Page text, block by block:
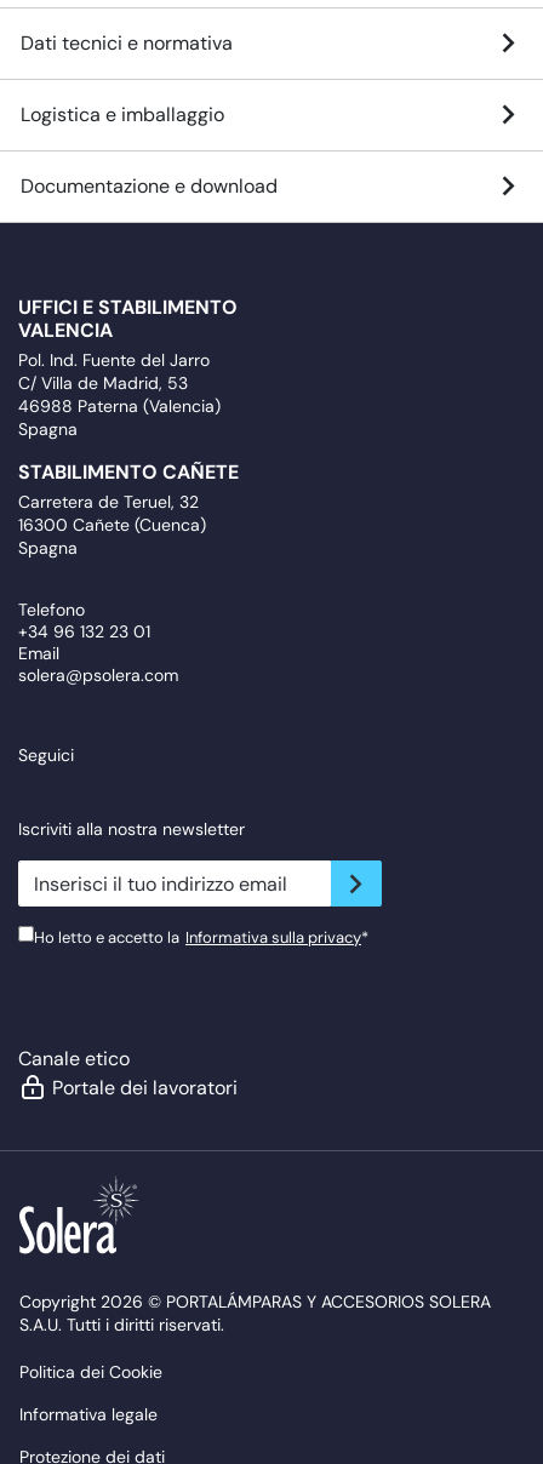
Dati tecnici e normativa
Logistica e imballaggio
Documentazione e download
UFFICI E STABILIMENTO
VALENCIA
Pol. Ind. Fuente del Jarro
C/ Villa de Madrid, 53
46988 Paterna (Valencia)
Spagna
STABILIMENTO CAÑETE
Carretera de Teruel, 32
16300 Cañete (Cuenca)
Spagna
Telefono
+34 96 132 23 01
Email
solera@psolera.com
Seguici
Iscriviti alla nostra newsletter
newsletter.suscribe
Ho letto e accetto la Informativa sulla privacy*
Canale etico
Portale dei lavoratori
Copyright 2026 © PORTALÁMPARAS Y ACCESORIOS SOLERA
S.A.U. Tutti i diritti riservati.
Politica dei Cookie
Informativa legale
Protezione dei dati